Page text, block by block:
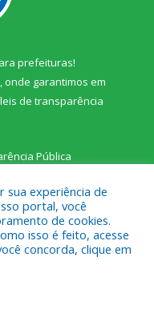
prefeituras!
onde garantimos em
leis de transparência
Pública
Municipal de Palestina
sua experiência de
portal, você
de cookies.
isso é feito, acesse
concorda, clique em